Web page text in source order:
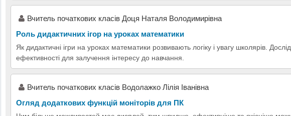
Вчитель початкових класів Доця Наталя Володимирівна
Роль дидактичних ігор на уроках математики
Як дидактичні ігри на уроках математики розвивають логіку і увагу школярів.
ефективності для залучення інтересу до навчання.
Вчитель початкових класів Водолажко Лілія Іванівна
Огляд додаткових функцій моніторів для ПК